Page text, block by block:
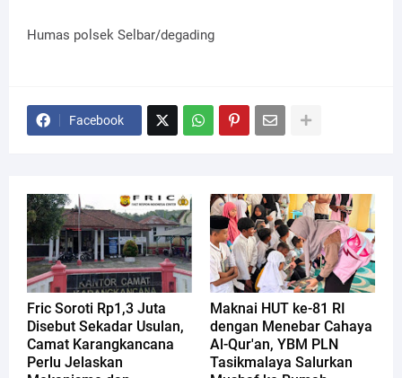
Humas polsek Selbar/degading
Facebook
Fric Soroti Rp1,3 Juta
Disebut Sekadar Usulan,
Camat Karangkancana
Perlu Jelaskan
Maknai HUT ke-81 RI
dengan Menebar Cahaya
Al-Qur'an, YBM PLN
Tasikmalaya Salurkan